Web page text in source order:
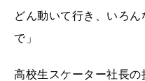
どん動いて行き、いろ
で」
高校生スケーター社長